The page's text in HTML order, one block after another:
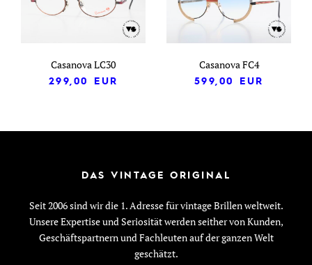
Casanova LC30
299,00
EUR
Casanova FC4
599,00
EUR
DAS VINTAGE ORIGINAL
Seit 2006 sind wir die 1. Adresse für vintage Brillen weltweit.
Unsere Expertise und Seriosität werden seither von Kunden,
Geschäftspartnern und Fachleuten auf der ganzen Welt
geschätzt.